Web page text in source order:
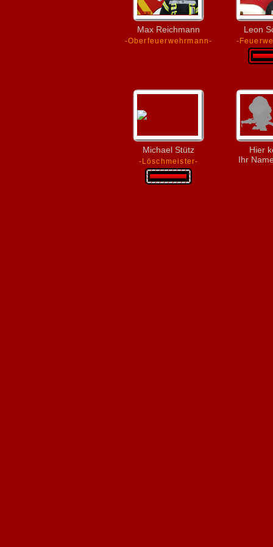
Max Reichmann
-Oberfeuerwehrmann-
Leon
-
Michael Stütz
-Löschmeister-
Hier
Ihr